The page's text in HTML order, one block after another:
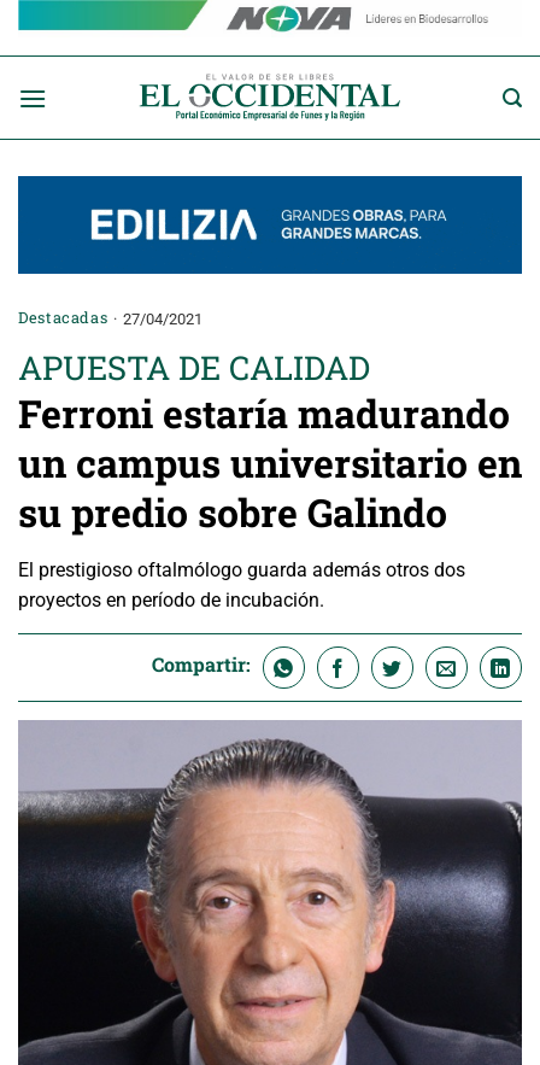
Destacadas 27/04/2021
APUESTA DE CALIDAD
Ferroni estaría madurando
un campus universitario en
su predio sobre Galindo
El prestigioso oftalmólogo guarda además otros dos
proyectos en período de incubación.
Compartir: